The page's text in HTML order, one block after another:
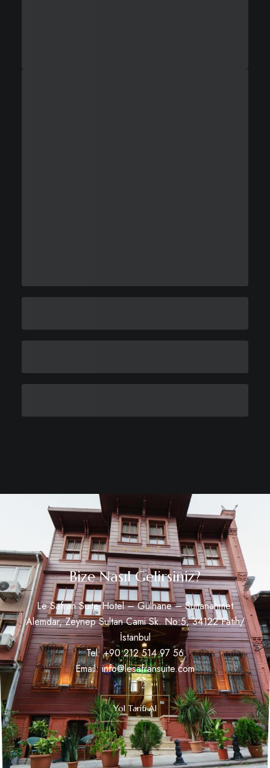
KONUMUMUZ
Bize Nasıl Gelirsiniz?
Le Safran Suite Hotel – Gülhane – Sultanahmet
Alemdar, Zeynep Sultan Cami Sk. No:5, 34122 Fatih/
İstanbul
Tel: +90 212 514 97 56
Email: info@lesafransuite.com
Yol Tarifi Al